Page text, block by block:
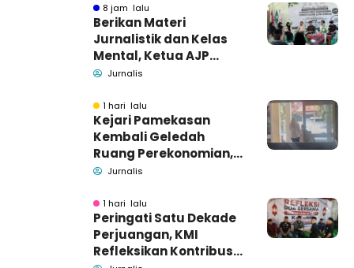
8 jam lalu
Berikan Materi
Jurnalistik dan Kelas
Mental, Ketua AJP
Bakar Semangat LPM
Jurnalis
1 hari lalu
Kejari Pamekasan
Kembali Geledah
Ruang Perekonomian,
Pidsus: Tunggu Saja!
Jurnalis
1 hari lalu
Peringati Satu Dekade
Perjuangan, KMI
Refleksikan Kontribusi